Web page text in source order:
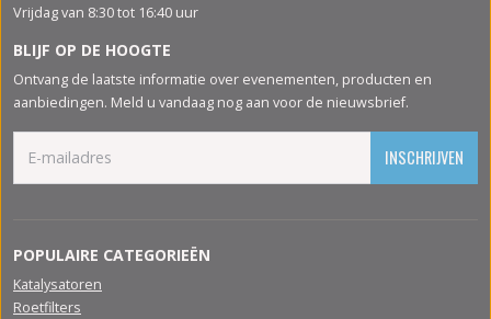
Vrijdag van 8:30 tot 16:40 uur
BLIJF OP DE HOOGTE
Ontvang de laatste informatie over evenementen, producten en
aanbiedingen. Meld u vandaag nog aan voor de nieuwsbrief.
INSCHRIJVEN
POPULAIRE CATEGORIEËN
Katalysatoren
Roetfilters